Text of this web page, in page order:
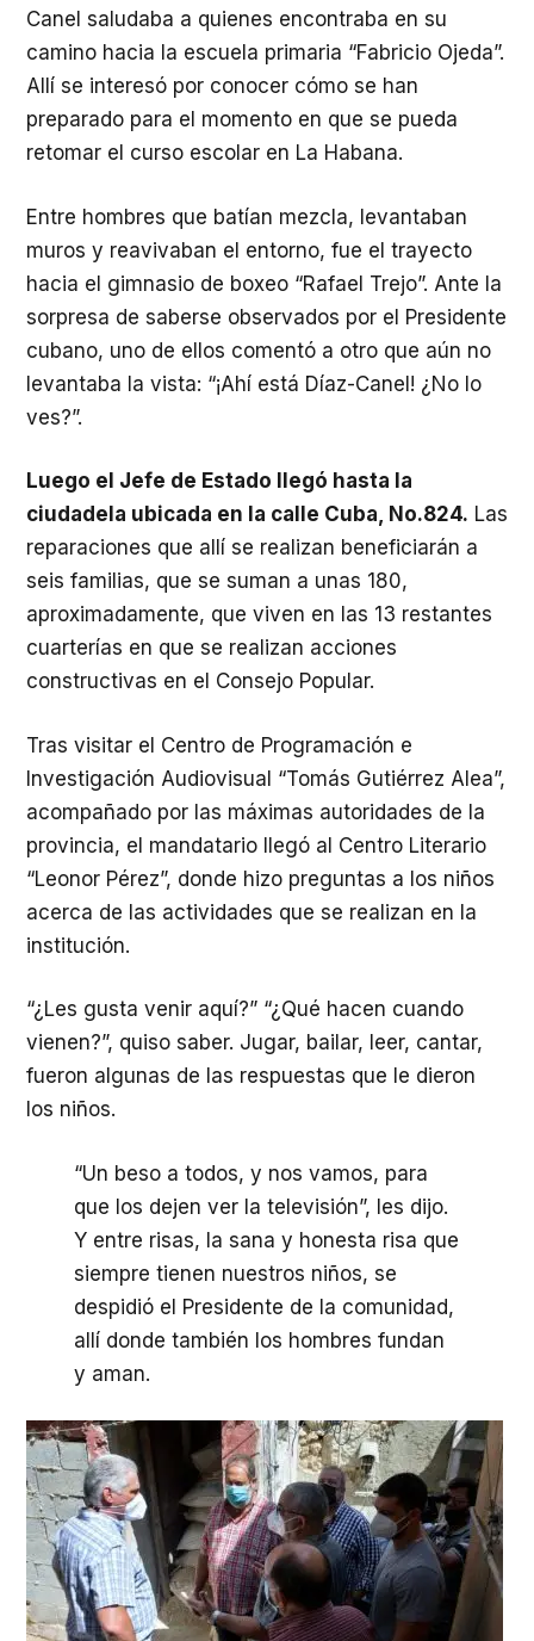
Canel saludaba a quienes encontraba en su
camino hacia la escuela primaria “Fabricio Ojeda”.
Allí se interesó por conocer cómo se han
preparado para el momento en que se pueda
retomar el curso escolar en La Habana.
Entre hombres que batían mezcla, levantaban
muros y reavivaban el entorno, fue el trayecto
hacia el gimnasio de boxeo “Rafael Trejo”. Ante la
sorpresa de saberse observados por el Presidente
cubano, uno de ellos comentó a otro que aún no
levantaba la vista: “¡Ahí está Díaz-Canel! ¿No lo
ves?”.
Luego el Jefe de Estado llegó hasta la
ciudadela ubicada en la calle Cuba, No.824. Las
reparaciones que allí se realizan beneficiarán a
seis familias, que se suman a unas 180,
aproximadamente, que viven en las 13 restantes
cuarterías en que se realizan acciones
constructivas en el Consejo Popular.
Tras visitar el Centro de Programación e
Investigación Audiovisual “Tomás Gutiérrez Alea”,
acompañado por las máximas autoridades de la
provincia, el mandatario llegó al Centro Literario
“Leonor Pérez”, donde hizo preguntas a los niños
acerca de las actividades que se realizan en la
institución.
“¿Les gusta venir aquí?” “¿Qué hacen cuando
vienen?”, quiso saber. Jugar, bailar, leer, cantar,
fueron algunas de las respuestas que le dieron
los niños.
“Un beso a todos, y nos vamos, para
que los dejen ver la televisión”, les dijo.
Y entre risas, la sana y honesta risa que
siempre tienen nuestros niños, se
despidió el Presidente de la comunidad,
allí donde también los hombres fundan
y aman.